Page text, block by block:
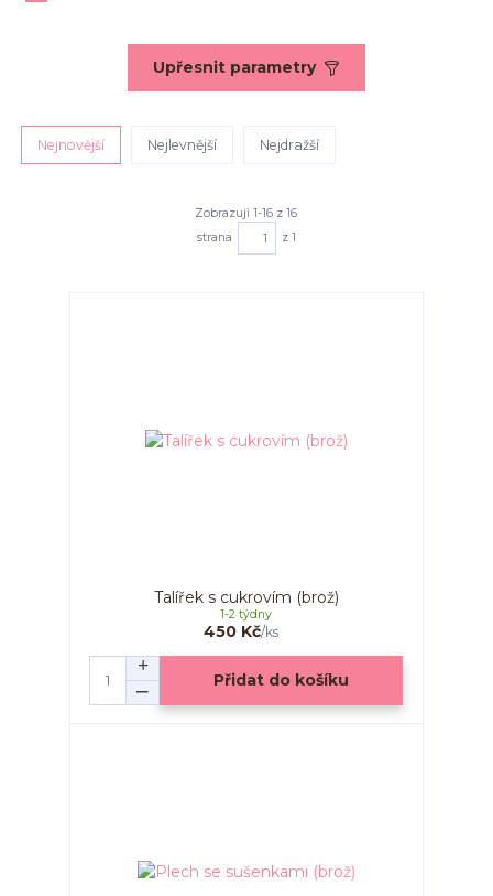
Upřesnit parametry
Nejnovější Nejlevnější Nejdražší
Zobrazuji 1-16 z 16
strana
z 1
Talířek s cukrovím (brož)
450 Kč/ks
1-2 týdny
Přidat do košíku